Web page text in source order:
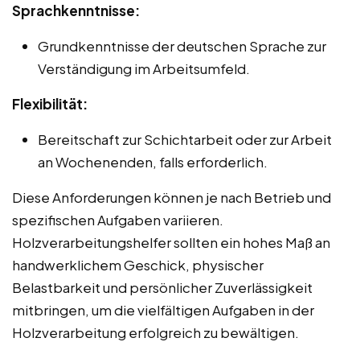
Sprachkenntnisse:
Grundkenntnisse der deutschen Sprache zur
Verständigung im Arbeitsumfeld.
Flexibilität:
Bereitschaft zur Schichtarbeit oder zur Arbeit
an Wochenenden, falls erforderlich.
Diese Anforderungen können je nach Betrieb und
spezifischen Aufgaben variieren.
Holzverarbeitungshelfer sollten ein hohes Maß an
handwerklichem Geschick, physischer
Belastbarkeit und persönlicher Zuverlässigkeit
mitbringen, um die vielfältigen Aufgaben in der
Holzverarbeitung erfolgreich zu bewältigen.